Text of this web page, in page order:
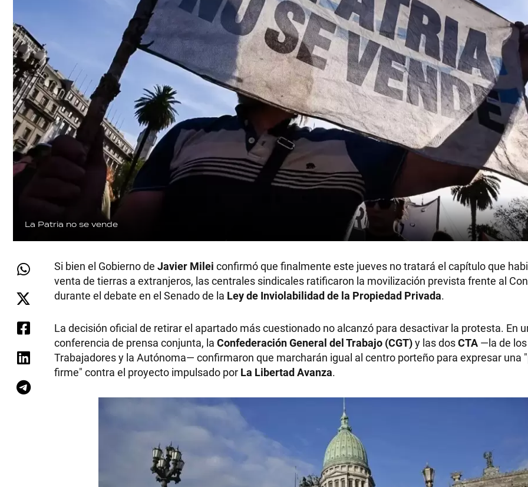
La Patria no se vende
Si bien el Gobierno de Javier Milei confirmó que finalmente este jueves no tratará el capítulo que
venta de tierras a extranjeros, las centrales sindicales ratificaron la movilización prevista frente al
durante el debate en el Senado de la Ley de Inviolabilidad de la Propiedad Privada.
La decisión oficial de retirar el apartado más cuestionado no alcanzó para desactivar la protesta. En
conferencia de prensa conjunta, la Confederación General del Trabajo (CGT)y las dosCTA —la de los
Trabajadores y la Autónoma— confirmaron que marcharán igual al centro porteño para expresar una
firme" contra el proyecto impulsado por La Libertad Avanza.
SALUD
DEPORTES
TECNOLOGÍA